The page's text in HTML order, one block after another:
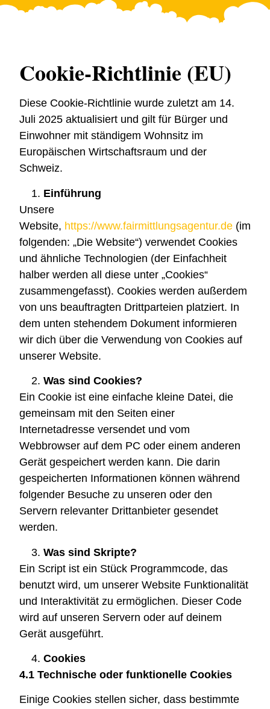
Cookie-Richtlinie (EU)
Diese Cookie-Richtlinie wurde zuletzt am 14.
Juli 2025 aktualisiert und gilt für Bürger und
Einwohner mit ständigem Wohnsitz im
Europäischen Wirtschaftsraum und der
Schweiz.
Einführung
Unsere
Website, https://www.fairmittlungsagentur.de (im
folgenden: „Die Website“) verwendet Cookies
und ähnliche Technologien (der Einfachheit
halber werden all diese unter „Cookies“
zusammengefasst). Cookies werden außerdem
von uns beauftragten Drittparteien platziert. In
dem unten stehendem Dokument informieren
wir dich über die Verwendung von Cookies auf
unserer Website.
Was sind Cookies?
Ein Cookie ist eine einfache kleine Datei, die
gemeinsam mit den Seiten einer
Internetadresse versendet und vom
Webbrowser auf dem PC oder einem anderen
Gerät gespeichert werden kann. Die darin
gespeicherten Informationen können während
folgender Besuche zu unseren oder den
Servern relevanter Drittanbieter gesendet
werden.
Was sind Skripte?
Ein Script ist ein Stück Programmcode, das
benutzt wird, um unserer Website Funktionalität
und Interaktivität zu ermöglichen. Dieser Code
wird auf unseren Servern oder auf deinem
Gerät ausgeführt.
Cookies
4.1 Technische oder funktionelle Cookies
Einige Cookies stellen sicher, dass bestimmte